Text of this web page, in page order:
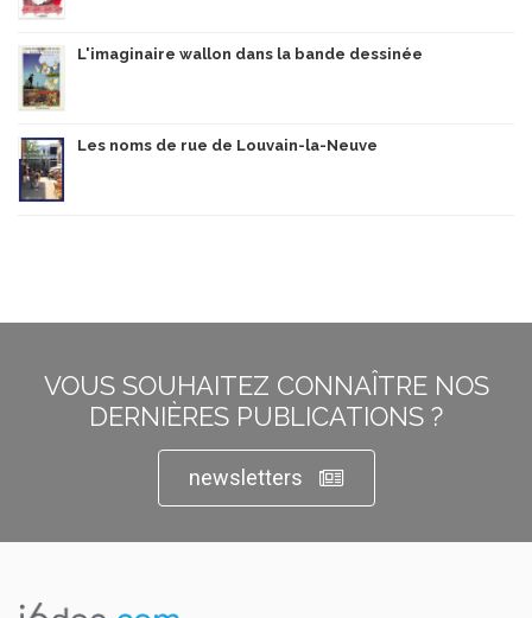
L'imaginaire wallon dans la bande dessinée
Les noms de rue de Louvain-la-Neuve
VOUS SOUHAITEZ CONNAÎTRE NOS
DERNIÈRES PUBLICATIONS ?
newsletters